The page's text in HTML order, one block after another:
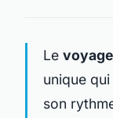
Le
unique
son